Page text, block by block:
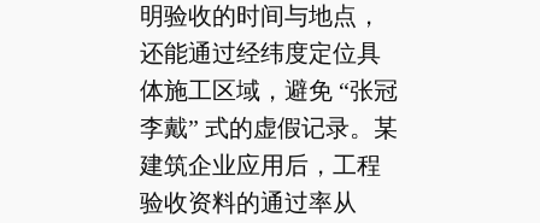
明验收的时间与地点，
还能通过经纬度定位具
体施工区域，避免 “张冠
李戴” 式的虚假记录。某
建筑企业应用后，工程
验收资料的通过率从